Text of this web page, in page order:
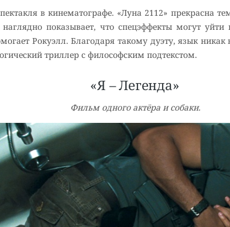
в кинематографе. «Луна 2112» прекрасна
показывает, что спецэффекты могут
Рокуэлл. Благодаря такому дуэту, язык
триллер с философским подтекстом.
«Я – Легенда»
Фильм одного актёра и собаки.